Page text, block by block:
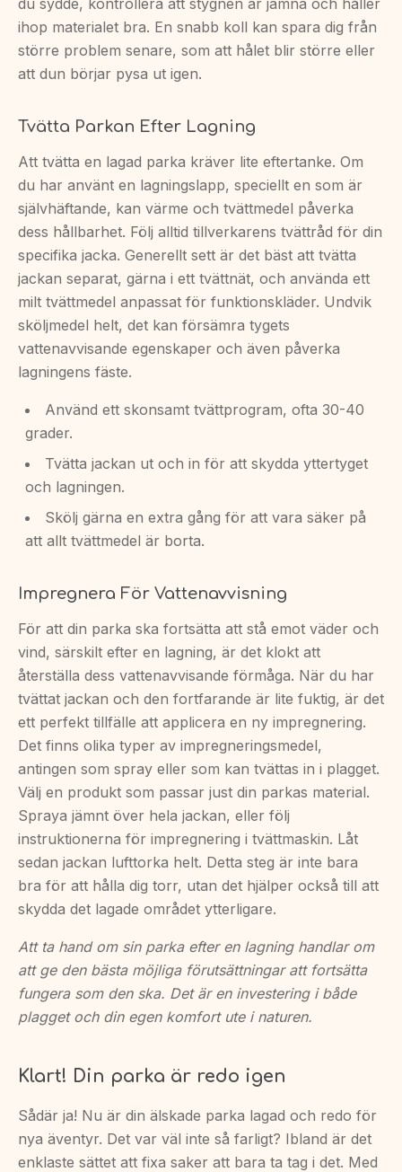
du sydde, kontrollera att stygnen är jämna och håller
ihop materialet bra. En snabb koll kan spara dig från
större problem senare, som att hålet blir större eller
att dun börjar pysa ut igen.
Tvätta Parkan Efter Lagning
Att tvätta en lagad parka kräver lite eftertanke. Om
du har använt en lagningslapp, speciellt en som är
självhäftande, kan värme och tvättmedel påverka
dess hållbarhet. Följ alltid tillverkarens tvättråd för din
specifika jacka. Generellt sett är det bäst att tvätta
jackan separat, gärna i ett tvättnät, och använda ett
milt tvättmedel anpassat för funktionskläder. Undvik
sköljmedel helt, det kan försämra tygets
vattenavvisande egenskaper och även påverka
lagningens fäste.
Använd ett skonsamt tvättprogram, ofta 30-40
grader.
Tvätta jackan ut och in för att skydda yttertyget
och lagningen.
Skölj gärna en extra gång för att vara säker på
att allt tvättmedel är borta.
Impregnera För Vattenavvisning
För att din parka ska fortsätta att stå emot väder och
vind, särskilt efter en lagning, är det klokt att
återställa dess vattenavvisande förmåga. När du har
tvättat jackan och den fortfarande är lite fuktig, är det
ett perfekt tillfälle att applicera en ny impregnering.
Det finns olika typer av impregneringsmedel,
antingen som spray eller som kan tvättas in i plagget.
Välj en produkt som passar just din parkas material.
Spraya jämnt över hela jackan, eller följ
instruktionerna för impregnering i tvättmaskin. Låt
sedan jackan lufttorka helt. Detta steg är inte bara
bra för att hålla dig torr, utan det hjälper också till att
skydda det lagade området ytterligare.
Att ta hand om sin parka efter en lagning handlar om
att ge den bästa möjliga förutsättningar att fortsätta
fungera som den ska. Det är en investering i både
plagget och din egen komfort ute i naturen.
Klart! Din parka är redo igen
Sådär ja! Nu är din älskade parka lagad och redo för
nya äventyr. Det var väl inte så farligt? Ibland är det
enklaste sättet att fixa saker att bara ta tag i det. Med